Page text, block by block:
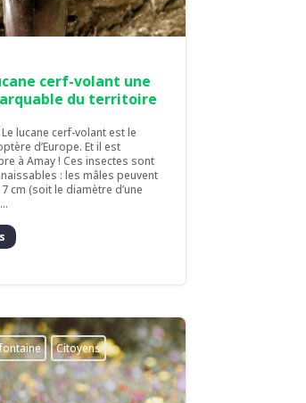
cerf-volant une
du territoire
lucane cerf-volant est le
d’Europe. Et il est
à Amay ! Ces insectes sont
: les mâles peuvent
cm (soit le diamètre d’une
Citoyens